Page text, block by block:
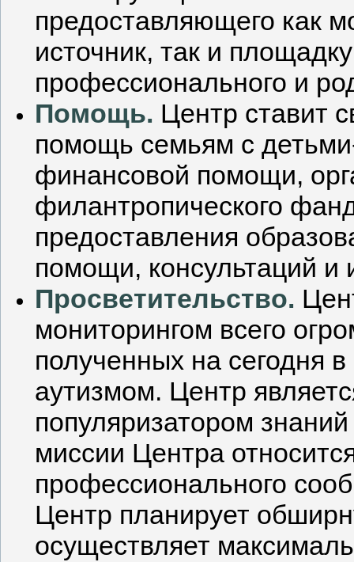
предоставляющего как
источник, так и
профессионального и
Помощь. Центр ставит
помощь семьям с
финансовой помощи,
филантропического
предоставления
помощи, консультаций
Просветительство.
мониторингом всего
полученных на сегодня
аутизмом. Центр
популяризатором
миссии Центра
профессионального
Центр планирует
осуществляет